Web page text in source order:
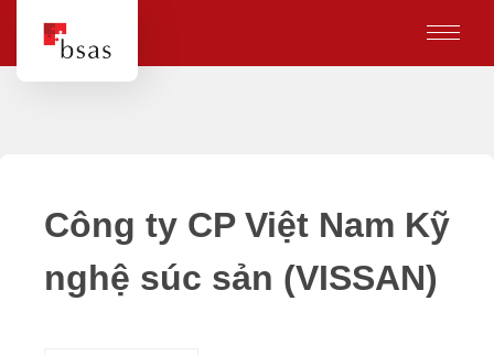
Công ty CP Việt Nam Kỹ
nghệ súc sản (VISSAN)